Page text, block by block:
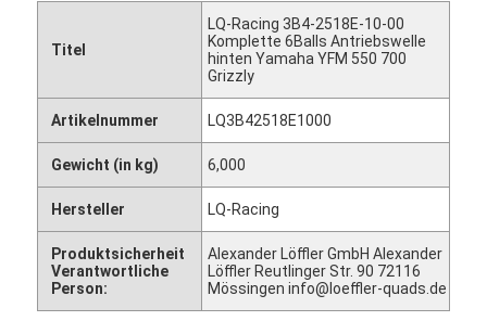
Titel
LQ-Racing 3B4-2518E-10-00
Komplette 6Balls Antriebswelle
hinten Yamaha YFM 550 700
Grizzly
Artikelnummer LQ3B42518E1000
Gewicht (in kg) 6,000
Hersteller LQ-Racing
Produktsicherheit
Verantwortliche
Person:
Alexander Löffler GmbH Alexander
Löffler Reutlinger Str. 90 72116
Mössingen info@loeffler-quads.de